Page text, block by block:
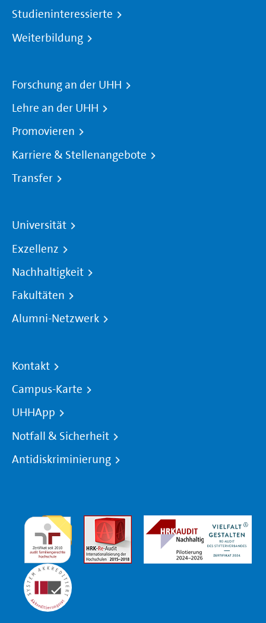
Studieninteressierte
Weiterbildung
Forschung an der UHH
Lehre an der UHH
Promovieren
Karriere & Stellenangebote
Transfer
Universität
Exzellenz
Nachhaltigkeit
Fakultäten
Alumni-Netzwerk
Kontakt
Campus-Karte
UHHApp
Notfall & Sicherheit
Antidiskriminierung